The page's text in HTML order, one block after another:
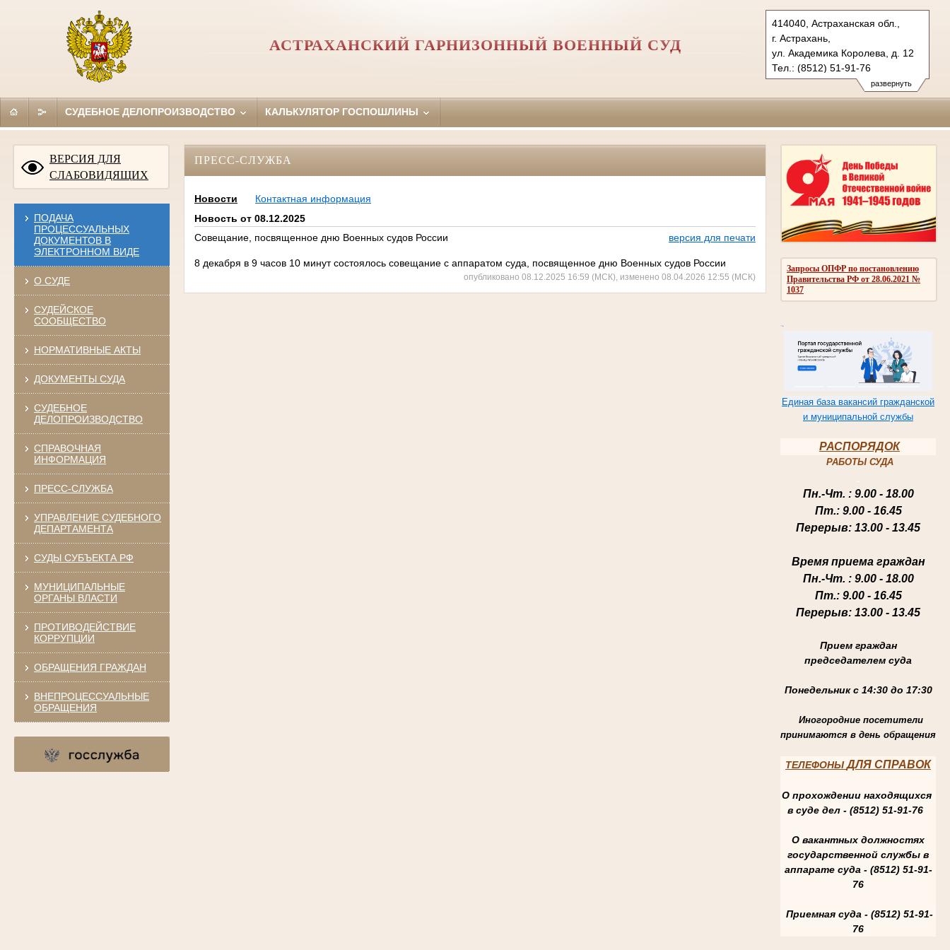
развернуть
414040, Астраханская обл.,
г. Астрахань,
ул. Академика Королева, д. 12
Тел.: (8512) 51-91-76
astrahanskygvs.ast@sudrf.ru
АСТРАХАНСКИЙ ГАРНИЗОННЫЙ ВОЕННЫЙ СУД
СУДЕБНОЕ ДЕЛОПРОИЗВОДСТВО КАЛЬКУЛЯТОР ГОСПОШЛИНЫ
ВЕРСИЯ ДЛЯ
СЛАБОВИДЯЩИХ
ПОДАЧА
ПРОЦЕССУАЛЬНЫХ
ДОКУМЕНТОВ В
ЭЛЕКТРОННОМ ВИДЕ
О СУДЕ
СУДЕЙСКОЕ
СООБЩЕСТВО
НОРМАТИВНЫЕ АКТЫ
ДОКУМЕНТЫ СУДА
СУДЕБНОЕ
ДЕЛОПРОИЗВОДСТВО
СПРАВОЧНАЯ
ИНФОРМАЦИЯ
ПРЕСС-СЛУЖБА
УПРАВЛЕНИЕ СУДЕБНОГО
ДЕПАРТАМЕНТА
СУДЫ СУБЪЕКТА РФ
МУНИЦИПАЛЬНЫЕ
ОРГАНЫ ВЛАСТИ
ПРОТИВОДЕЙСТВИЕ
КОРРУПЦИИ
ОБРАЩЕНИЯ ГРАЖДАН
ВНЕПРОЦЕССУАЛЬНЫЕ
ОБРАЩЕНИЯ
Запросы ОПФР по постановлению
Правительства РФ от 28.06.2021 №
1037
Единая база вакансий гражданской
и муниципальной службы
РАСПОРЯДОК
РАБОТЫ СУДА
Пн.-Чт. : 9.00 - 18.00
Пт.: 9.00 - 16.45
Перерыв: 13.00 - 13.45
Время приема граждан
Пн.-Чт. : 9.00 - 18.00
Пт.: 9.00 - 16.45
Перерыв: 13.00 - 13.45
Прием граждан
председателем суда
Понедельник с 14:30 до 17:30
Иногородние посетители
принимаются в день обращения
ТЕЛЕФОНЫДЛЯ СПРАВОК
О прохождении находящихся
в суде дел - (8512) 51-91-76
О вакантных должностях
государственной службы в
аппарате суда - (8512) 51-91-
76
Приемная суда - (8512) 51-91-
76
ПРЕСС-СЛУЖБА
Новости
Контактная информация
Новость от 08.12.2025
Совещание, посвященное дню Военных судов России
версия для печати
8 декабря в 9 часов 10 минут состоялось совещание с аппаратом суда, посвященное дню Военных судов России
опубликовано 08.12.2025 16:59 (МСК), изменено 08.04.2026 12:55 (МСК)